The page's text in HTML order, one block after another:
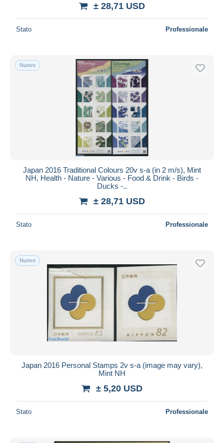
± 28,71 USD
Stato Professionale
Nuovo
Japan 2016 Traditional Colours 20v s-a (in 2 m/s), Mint
NH, Health - Nature - Various - Food & Drink - Birds -
Ducks -..
± 28,71 USD
Stato Professionale
Nuovo
Japan 2016 Personal Stamps 2v s-a (image may vary),
Mint NH
± 5,20 USD
Stato Professionale